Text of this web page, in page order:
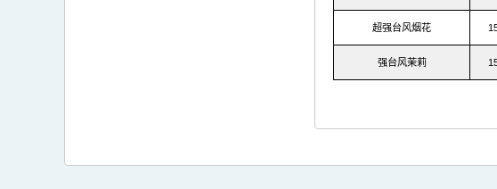
超强台风烟花
强台风茉莉